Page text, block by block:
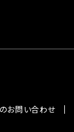
お問い合わせ